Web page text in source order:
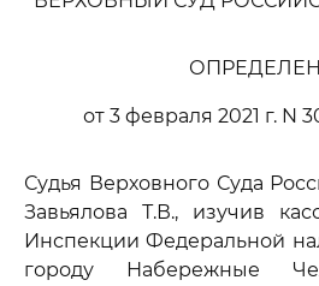
от 3 февраля 2021 г. N
Судья Верховного Суда
Завьялова Т.В., изучив
Инспекции Федеральной
городу Набережные